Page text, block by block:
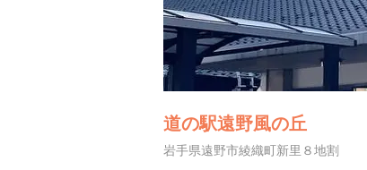
道の駅遠野風の丘
岩手県遠野市綾織町新里８地割